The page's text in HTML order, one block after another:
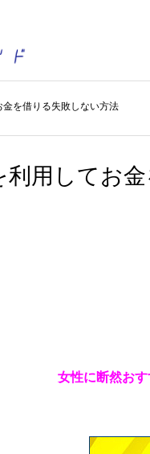
を借りる失敗しない方法
用してお
女性に断然お